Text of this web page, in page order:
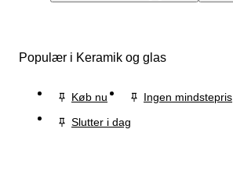
Populær i Keramik og glas
Køb nu
Ingen mindstepris
Slutter i dag